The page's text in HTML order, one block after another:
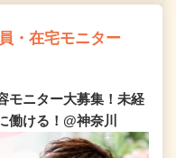
・在宅モニター
モニター大募集！未経
働ける！@神奈川